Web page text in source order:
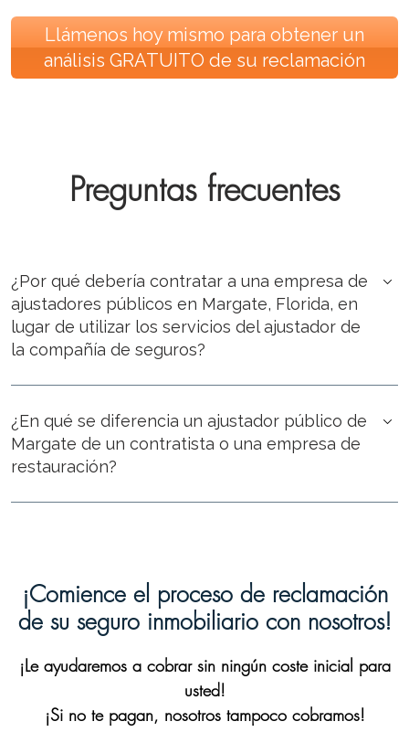
Llámenos hoy mismo para obtener un
análisis GRATUITO de su reclamación
Preguntas frecuentes
¿Por qué debería contratar a una empresa de
ajustadores públicos en Margate, Florida, en
lugar de utilizar los servicios del ajustador de
la compañía de seguros?
¿En qué se diferencia un ajustador público de
Margate de un contratista o una empresa de
restauración?
¡Comience el proceso de reclamación
de su seguro inmobiliario con nosotros!
¡Le ayudaremos a cobrar sin ningún coste inicial para
usted!
¡Si no te pagan, nosotros tampoco cobramos!